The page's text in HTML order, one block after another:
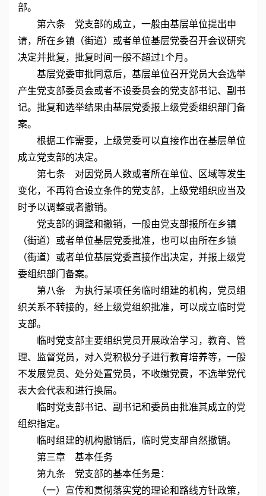
部。
第六条 党支部的成立，一般由基层单位提出申
请，所在乡镇（街道）或者单位基层党委召开会议研究
决定并批复，批复时间一般不超过1个月。
基层党委审批同意后，基层单位召开党员大会选举
产生党支部委员会或者不设委员会的党支部书记、副书
记。批复和选举结果由基层党委报上级党委组织部门备
案。
根据工作需要，上级党委可以直接作出在基层单位
成立党支部的决定。
第七条 对因党员人数或者所在单位、区域等发生
变化，不再符合设立条件的党支部，上级党组织应当及
时予以调整或者撤销。
党支部的调整和撤销，一般由党支部报所在乡镇
（街道）或者单位基层党委批准，也可以由所在乡镇
（街道）或者单位基层党委直接作出决定，并报上级党
委组织部门备案。
第八条 为执行某项任务临时组建的机构，党员组
织关系不转接的，经上级党组织批准，可以成立临时党
支部。
临时党支部主要组织党员开展政治学习，教育、管
理、监督党员，对入党积极分子进行教育培养等，一般
不发展党员、处分处置党员，不收缴党费，不选举党代
表大会代表和进行换届。
临时党支部书记、副书记和委员由批准其成立的党
组织指定。
临时组建的机构撤销后，临时党支部自然撤销。
第三章 基本任务
第九条 党支部的基本任务是：
（一）宣传和贯彻落实党的理论和路线方针政策，